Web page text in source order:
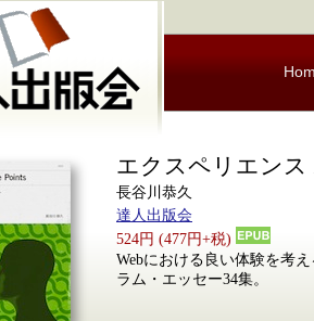
エクスペリエンス
長谷川恭久
達人出版会
524円 (477円+税)
Webにおける良い体験を考
ラム・エッセー34集。